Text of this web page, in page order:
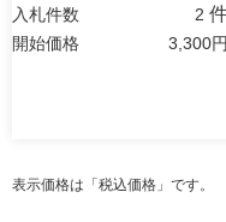
入札件数 2
開始価格 3,300円
表示価格は「税込価格」です。